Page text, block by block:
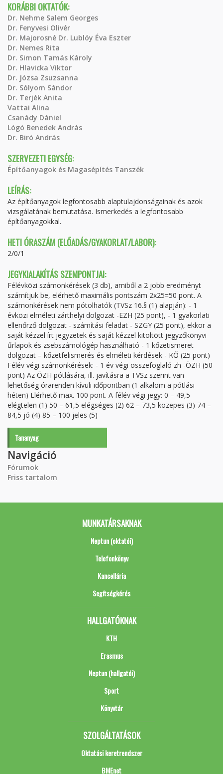
KORÁBBI OKTATÓK:
Dr. Nehme Salem Georges
Dr. Fenyvesi Olivér
Dr. Majorosné Dr. Lublóy Éva Eszter
Dr. Nemes Rita
Dr. Simon Tamás Károly
Dr. Hlavicka Viktor
Dr. Józsa Zsuzsanna
Dr. Sólyom Sándor
Dr. Terjék Anita
Vattai Alina
Csanády Dániel
Lógó Benedek András
Dr. Biró András
SZERVEZETI EGYSÉG:
Építőanyagok és Magasépítés Tanszék
LEÍRÁS:
Az építőanyagok legfontosabb alaptulajdonságainak és azok
vizsgálatának bemutatása. Ismerkedés a legfontosabb
építőanyagokkal.
HETI ÓRASZÁM (ELŐADÁS/GYAKORLAT/LABOR):
2/0/1
JEGYKIALAKÍTÁS SZEMPONTJAI:
Félévközi számonkérések (3 db), amiből a 2 jobb eredményt
számítjuk be, elérhető maximális pontszám 2x25=50 pont. A
számonkérések nem pótolhatók (TVSz 16.§ (1) alapján): - 1
évközi elméleti zárthelyi dolgozat -EZH (25 pont), - 1 gyakorlati
ellenőrző dolgozat - számítási feladat - SZGY (25 pont), ekkor a
saját kézzel írt jegyzetek és saját kézzel kitöltött jegyzőkönyvi
űrlapok és zsebszámológép használható - 1 kőzetismeret
dolgozat – kőzetfelismerés és elméleti kérdések - KŐ (25 pont)
Félév végi számonkérések: - 1 év végi összefoglaló zh -ÖZH (50
pont) Az ÖZH pótlására, ill. javításra a TVSz szerint van
lehetőség órarenden kívüli időpontban (1 alkalom a pótlási
héten) Elérhető max. 100 pont. A félév végi jegy: 0 – 49,5
elégtelen (1) 50 – 61,5 elégséges (2) 62 – 73,5 közepes (3) 74 –
84,5 jó (4) 85 – 100 jeles (5)
Tananyag
Navigáció
Fórumok
Friss tartalom
MUNKATÁRSAKNAK
Neptun (oktatói)
Telefonkönyv
Kancellária
Segítségkérés
HALLGATÓKNAK
KTH
Erasmus
Neptun (hallgatói)
Sport
Könyvtár
SZOLGÁLTATÁSOK
Oktatási keretrendszer
BMEnet